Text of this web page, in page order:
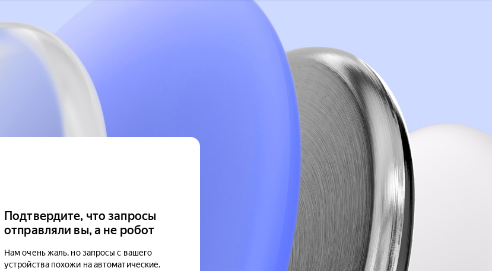
Подтвердите, что запросы
отправляли вы, а не робот
Нам очень жаль, но запросы с вашего
устройства похожи на автоматические.